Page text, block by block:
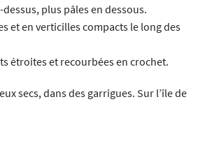
plus pâles en dessous.
et en verticilles compacts le long des
étroites et recourbées en crochet.
secs, dans des garrigues. Sur l’île de